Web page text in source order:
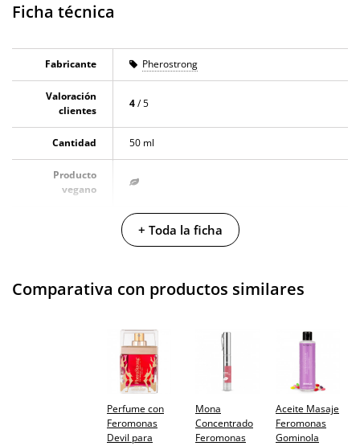
Ficha técnica
Fabricante Pherostrong
Valoración
clientes
4/ 5
Cantidad 50 ml
Producto
vegano
Garantías 3 años de garantía
El martes 11 de agosto (fecha estimada)
+ Toda la ficha
Comparativa con productos similares
Perfume con
Feromonas
Devil para
Mona
Concentrado
Feromonas
Aceite Masaje
Feromonas
Gominola